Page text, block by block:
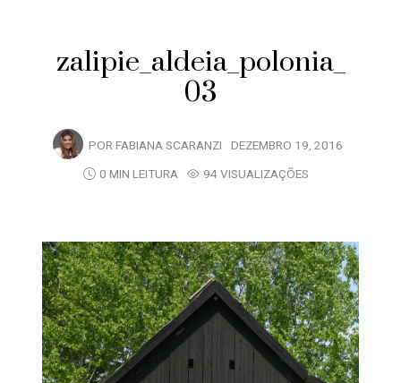
zalipie_aldeia_polonia_
03
POR FABIANA SCARANZI DEZEMBRO 19, 2016
0 MIN LEITURA
94 VISUALIZAÇÕES